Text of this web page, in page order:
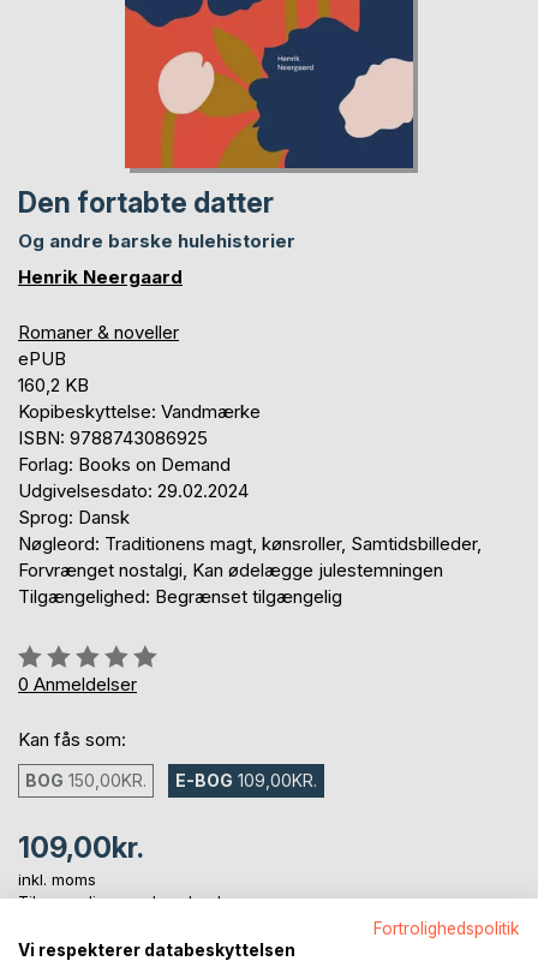
Den fortabte datter
Og andre barske hulehistorier
Henrik Neergaard
Romaner & noveller
ePUB
160,2 KB
Kopibeskyttelse: Vandmærke
ISBN: 9788743086925
Forlag: Books on Demand
Udgivelsesdato: 29.02.2024
Sprog: Dansk
Nøgleord: Traditionens magt, kønsroller, Samtidsbilleder,
Forvrænget nostalgi, Kan ødelægge julestemningen
Tilgængelighed: Begrænset tilgængelig
Anmeldelse::
0%
0 Anmeldelser
Kan fås som:
BOG 150,00KR. E-BOG 109,00KR.
109,00kr.
inkl. moms
Tilgængelig som download
Fortrolighedspolitik
Vi respekterer databeskyttelsen